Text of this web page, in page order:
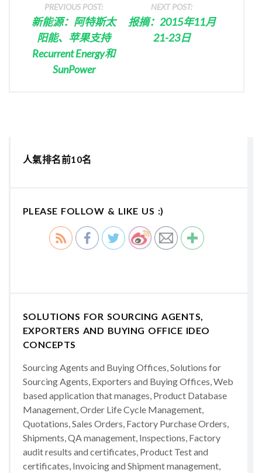
PREVIOUS POST:
新能源：阿特斯太
阳能、苹果支持
Recurrent Energy和
SunPower
NEXT POST:
报摘：2015年11月
21-23日
人氣排名前10名
PLEASE FOLLOW & LIKE US :)
SOLUTIONS FOR SOURCING AGENTS,
EXPORTERS AND BUYING OFFICE IDEO
CONCEPTS
Sourcing Agents and Buying Offices, Solutions for
Sourcing Agents, Exporters and Buying Offices, Web
based application that manages, Product Database
Management, Order Life Cycle Management,
Quotations, Sales Orders, Factory Purchase Orders,
Shipments, QA management, Inspections, Factory
audit results and certificates, Product Test and
certificates, Invoicing and Shipment management,